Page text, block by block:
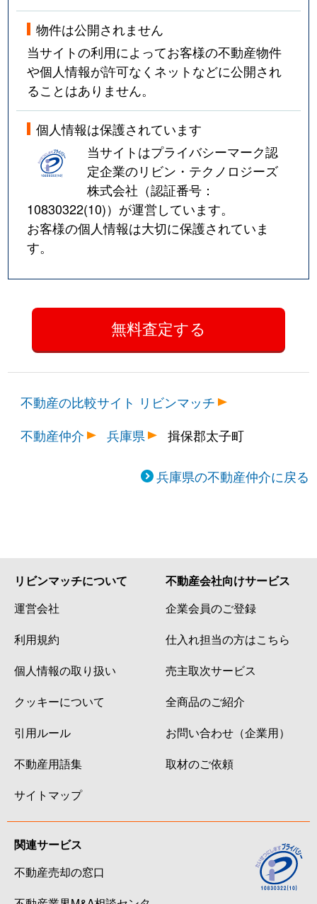
物件は公開されません
当サイトの利用によってお客様の不動産物件
や個人情報が許可なくネットなどに公開され
ることはありません。
個人情報は保護されています
当サイトはプライバシーマーク認
定企業のリビン・テクノロジーズ
株式会社（認証番号：
10830322(10)）が運営しています。
お客様の個人情報は大切に保護されていま
す。
不動産の比較サイト リビンマッチ
不動産仲介
兵庫県 揖保郡太子町
兵庫県の不動産仲介に戻る
リビンマッチについて
運営会社
利用規約
個人情報の取り扱い
クッキーについて
引用ルール
不動産用語集
サイトマップ
不動産会社向けサービス
企業会員のご登録
仕入れ担当の方はこちら
売主取次サービス
全商品のご紹介
お問い合わせ（企業用）
取材のご依頼
関連サービス
不動産売却の窓口